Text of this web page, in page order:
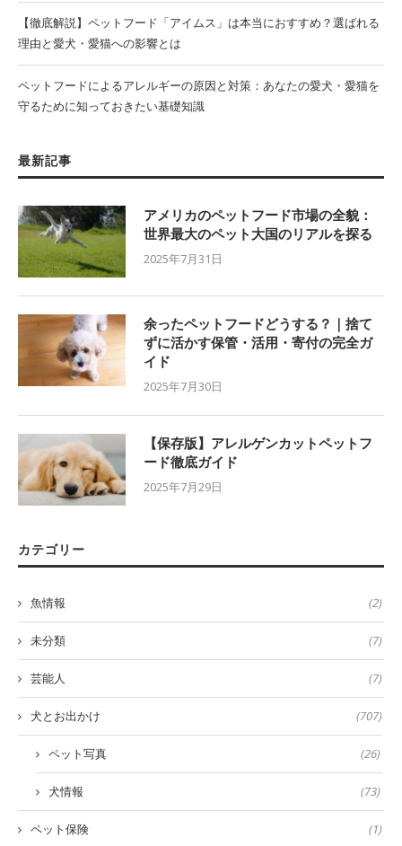
【徹底解説】ペットフード「アイムス」は本当におすすめ？選ばれる
理由と愛犬・愛猫への影響とは
ペットフードによるアレルギーの原因と対策：あなたの愛犬・愛猫を
守るために知っておきたい基礎知識
最新記事
アメリカのペットフード市場の全貌：
世界最大のペット大国のリアルを探る
2025年7月31日
余ったペットフードどうする？｜捨て
ずに活かす保管・活用・寄付の完全ガ
イド
2025年7月30日
【保存版】アレルゲンカットペットフ
ード徹底ガイド
2025年7月29日
カテゴリー
魚情報 (2)
未分類 (7)
芸能人 (7)
犬とお出かけ (707)
ペット写真 (26)
犬情報 (73)
ペット保険 (1)